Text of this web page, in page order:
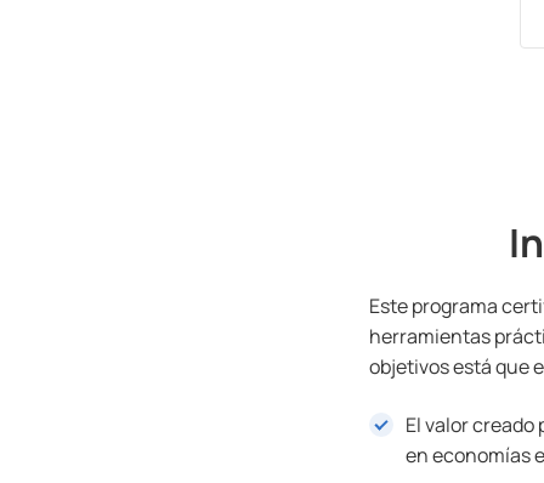
Este programa
herramientas
objetivos está que
El valor
en economías